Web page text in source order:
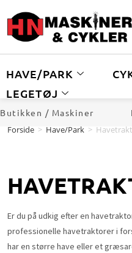
HAVE/PARK
LEGETØJ
Butikken / Maskiner
Forside > Have/Park >
Er du på udkig efter en
professionelle havetraktorer i
har en større have eller et